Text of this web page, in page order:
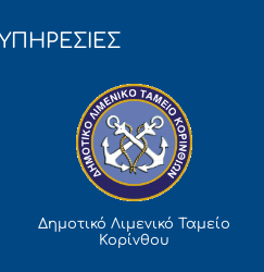
Δημοτικό Λιμενικό Ταμείο
Κορίνθου